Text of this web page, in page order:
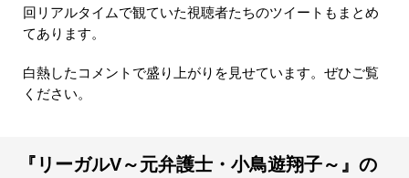
回リアルタイムで観ていた視聴者たちのツイートもまとめ
てあります。
白熱したコメントで盛り上がりを見せています。ぜひご覧
ください。
『リーガルV～元弁護士・小鳥遊翔子～』の